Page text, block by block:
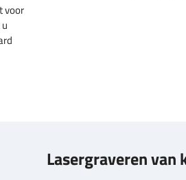
voor
Lasergraveren